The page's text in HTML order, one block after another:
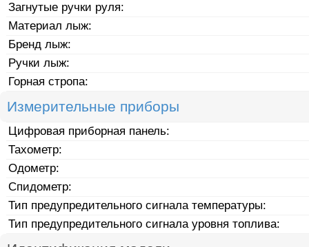
Загнутые ручки руля:
Материал лыж:
Бренд лыж:
Ручки лыж:
Горная стропа:
Измерительные приборы
Цифровая приборная панель:
Тахометр:
Одометр:
Спидометр:
Тип предупредительного сигнала температуры:
Тип предупредительного сигнала уровня топлива: